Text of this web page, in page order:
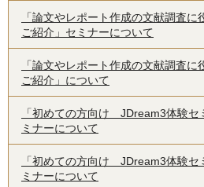
「論文やレポート作成の文献調査
ご紹介」セミナーについて
「論文やレポート作成の文献調査
ご紹介」について
「初めての方向け JDream3体験セ
ミナーについて
「初めての方向け JDream3体験セ
ミナーについて